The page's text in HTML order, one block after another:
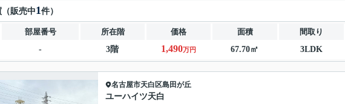
販売中1件）
部屋番号 所在階 価格 面積 間取り
-
3階 1,490万円 67.70㎡ 3LDK
名古屋市天白区島田が丘
ユーハイツ天白